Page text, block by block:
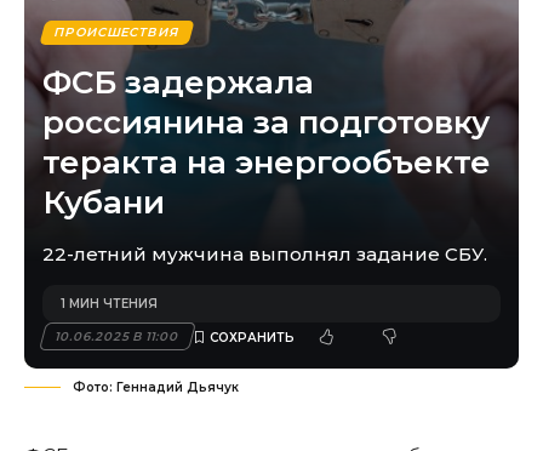
ПРОИСШЕСТВИЯ
ФСБ задержала
россиянина за подготовку
теракта на энергообъекте
Кубани
22-летний мужчина выполнял задание СБУ.
10.06.2025 В 11:00
1 МИН ЧТЕНИЯ
Фото: Геннадий Дьячук